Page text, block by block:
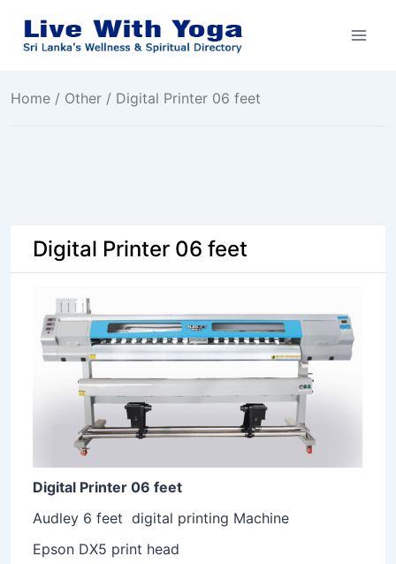
Home / Other / Digital Printer 06 feet
Digital Printer 06 feet
Digital Printer 06 feet
Audley 6 feet digital printing Machine
Epson DX5 print head